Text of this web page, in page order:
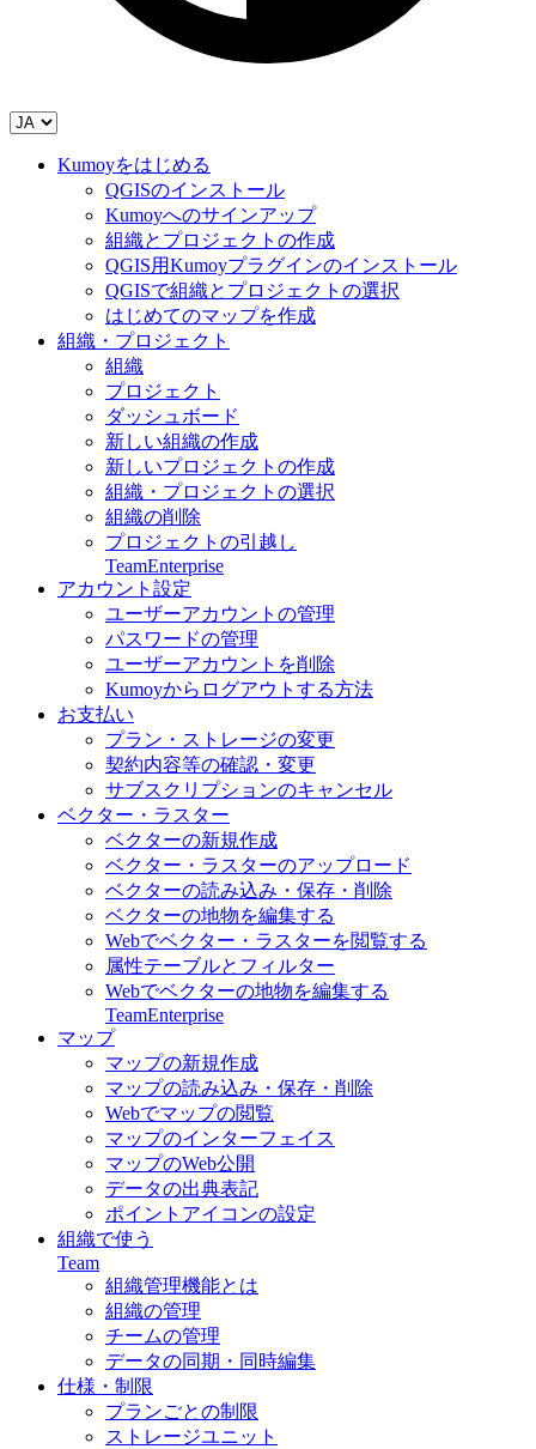
Kumoyをはじめる
QGISのインストール
Kumoyへのサインアップ
組織とプロジェクトの作成
QGIS用Kumoyプラグインのインストール
QGISで組織とプロジェクトの選択
はじめてのマップを作成
組織・プロジェクト
組織
プロジェクト
ダッシュボード
新しい組織の作成
新しいプロジェクトの作成
組織・プロジェクトの選択
組織の削除
プロジェクトの引越し
TeamEnterprise
アカウント設定
ユーザーアカウントの管理
パスワードの管理
ユーザーアカウントを削除
Kumoyからログアウトする方法
お支払い
プラン・ストレージの変更
契約内容等の確認・変更
サブスクリプションのキャンセル
ベクター・ラスター
ベクターの新規作成
ベクター・ラスターのアップロード
ベクターの読み込み・保存・削除
ベクターの地物を編集する
Webでベクター・ラスターを閲覧する
属性テーブルとフィルター
Webでベクターの地物を編集する
TeamEnterprise
マップ
マップの新規作成
マップの読み込み・保存・削除
Webでマップの閲覧
マップのインターフェイス
マップのWeb公開
データの出典表記
ポイントアイコンの設定
組織で使う
Team
組織管理機能とは
組織の管理
チームの管理
データの同期・同時編集
仕様・制限
プランごとの制限
ストレージユニット